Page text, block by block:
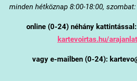
minden hétköznap 8:00-18:00,
online (0-24) néhány kattintással:
kartevoirtas.hu/
vagy e-mailben (0-24):